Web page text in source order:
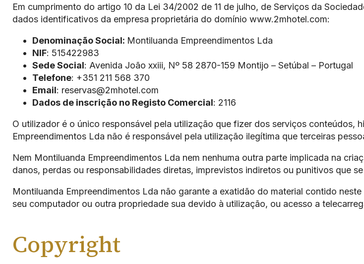
Em cumprimento do artigo 10 da Lei 34/2002 de 11 de julho, de Serviços da
dados identificativos da empresa proprietária do domínio www.2mhotel.com:
Denominação Social: Montiluanda Empreendimentos Lda
NIF: 515422983
Sede Social: Avenida João xxiii, Nº 58 2870-159 Montijo – Setúbal – Portugal
Telefone: +351 211 568 370
Email: reservas@2mhotel.com
Dados de inscrição no Registo Comercial: 2116
O utilizador é o único responsável pela utilização que fizer dos serviços conteúdos,
Empreendimentos Lda não é responsável pela utilização ilegítima que terceiras
Nem Montiluanda Empreendimentos Lda nem nenhuma outra parte implicada na
danos, perdas ou responsabilidades diretas, imprevistos indiretos ou punitivos que
Montiluanda Empreendimentos Lda não garante a exatidão do material contido
seu computador ou outra propriedade sua devido à utilização, ou acesso a
Copyright